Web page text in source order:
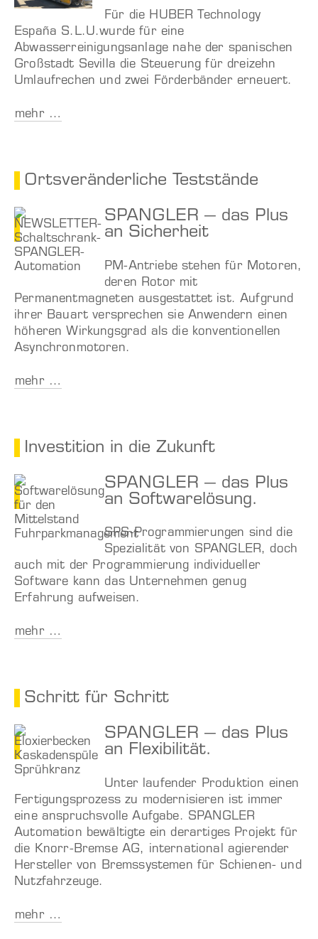
Für die HUBER Technology
España S.L.U.wurde für eine
Abwasserreinigungsanlage nahe der spanischen
Großstadt Sevilla die Steuerung für dreizehn
Umlaufrechen und zwei Förderbänder erneuert.
mehr …
Ortsveränderliche Teststände
SPANGLER – das Plus
an Sicherheit
PM-Antriebe stehen für Motoren,
deren Rotor mit
Permanentmagneten ausgestattet ist. Aufgrund
ihrer Bauart versprechen sie Anwendern einen
höheren Wirkungsgrad als die konventionellen
Asynchronmotoren.
mehr …
Investition in die Zukunft
SPANGLER – das Plus
an Softwarelösung.
SPS-Programmierungen sind die
Spezialität von SPANGLER, doch
auch mit der Programmierung individueller
Software kann das Unternehmen genug
Erfahrung aufweisen.
mehr …
Schritt für Schritt
SPANGLER – das Plus
an Flexibilität.
Unter laufender Produktion einen
Fertigungsprozess zu modernisieren ist immer
eine anspruchsvolle Aufgabe. SPANGLER
Automation bewältigte ein derartiges Projekt für
die Knorr-Bremse AG, international agierender
Hersteller von Bremssystemen für Schienen- und
Nutzfahrzeuge.
mehr …